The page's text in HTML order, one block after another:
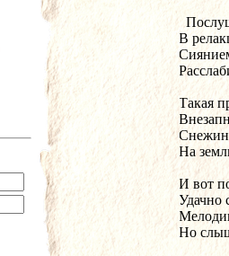
В
Такая
На
И вот
Удачно
Но